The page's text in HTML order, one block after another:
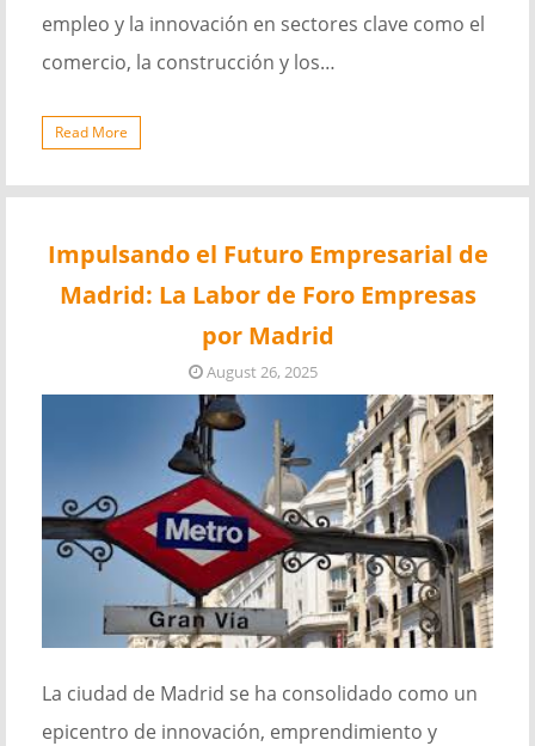
empleo y la innovación en sectores clave como el
comercio, la construcción y los…
Read More
Impulsando el Futuro Empresarial de
Madrid: La Labor de Foro Empresas
por Madrid
August 26, 2025
La ciudad de Madrid se ha consolidado como un
epicentro de innovación, emprendimiento y